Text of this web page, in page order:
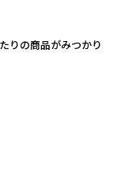
りの商品がみつかり